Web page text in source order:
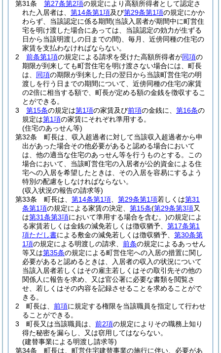
第31条
第27条第2項の規定により高額所得者として認定さ
れた入居者は、 第14条第1項及び第29条第1項の規定にかか
わらず、当該認定に係る期間(当該入居者が期間中に町営住
宅を明け渡した場合にあっては、当該認定の効力が生ずる
日から当該明渡しの日までの間) 、毎月、近傍同種の住宅の
家賃を支払わなければならない。
2
前条第1項の規定による請求を受けた高額所得者が同項の
期限が到来しても町営住宅を明け渡さない場合には、町長
は、 同項の期限が到来した日の翌日から当該町営住宅の明
渡しを行う日までの期間について、近傍同種の住宅の家賃
の2倍に相当する額で、町長が定める額の金銭を徴収するこ
とができる。
3
第15条の規定は第1項の家賃及び前項の金銭に、 第16条の
規定は第1項の家賃にそれぞれ準用する。
(住宅のあっせん等)
第32条
町長は、収入超過者に対して当該収入超過者から申
出があった場合その他必要があると認める場合において
は、他の適当な住宅のあっせん等を行うものとする。
この
場合において、当該町営住宅の入居者が公的資金による住
宅への入居を希望したときは、その入居を容易にするよう
特別の配慮をしなければならない。
(収入状況の報告の請求等)
第33条
町長は、 第14条第1項 第29条第1項若しくは第31
条第1項の規定による家賃の決定、 第15条(第29条第3項又
は第31条第3項において準用する場合を含む。)の規定によ
る家賃若しくは金銭の減免若しくは徴収猶予、 第17条第1
項ただし書による敷金の減免若しくは徴収猶予、 第30条第
1項の規定による明渡しの請求、 前条の規定によるあっせん
等又は第35条の規定による町営住宅への入居の措置に関し
必要があると認めるときは、入居者の収入の状況について
当該入居者若しくはその雇主若しくはその取引先その他の
関係人に報告を求め、又は官公署に必要な書類を閲覧さ
せ、若しくはその内容を記録させることを求めることがで
きる。
2
町長は、 前項に規定する権限を当該職員を指定して行わせ
ることができる。
3
町長又は当該職員は、 前2項の規定によりその職務上知り
得た秘密を漏らし、又は窃用してはならない。
(建替事業による明渡し請求等)
第34条
町長は、町営住宅建替事業の施行に伴い、必要があ